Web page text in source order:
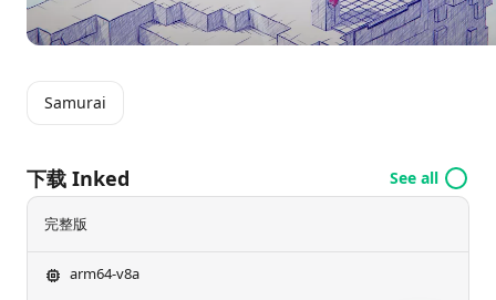
Samurai
下载 Inked See all
完整版
arm64-v8a